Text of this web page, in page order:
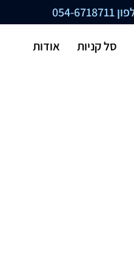
054-6718711
סל קניות אודות